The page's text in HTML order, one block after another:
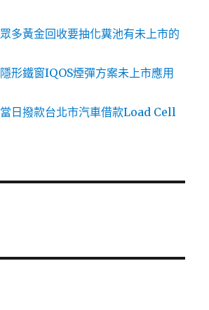
多黃金回收要抽化糞池有未上市的
形鐵窗IQOS煙彈方案未上市應用
日撥款台北市汽車借款Load Cell